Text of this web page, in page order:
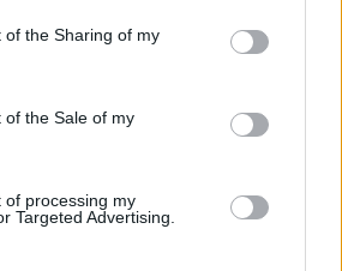
of the Sharing of my
of the Sale of my
of processing my
Targeted Advertising.
quelli che godono di
ricevono anche oggetti non
con le aziende, che
tramite uffici stampa di
beauty regna una bulimia